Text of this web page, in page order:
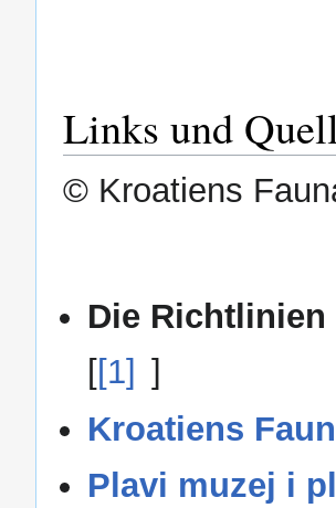
Links und
© Kroatiens
Die
[[1] ]
Kroatiens
Plavi muzej i